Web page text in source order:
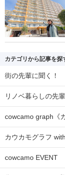
カテゴリから記事を探
街の先輩に聞く！
リノベ暮らしの先
cowcamo graph《
カウカモグラフ
cowcamo EVENT